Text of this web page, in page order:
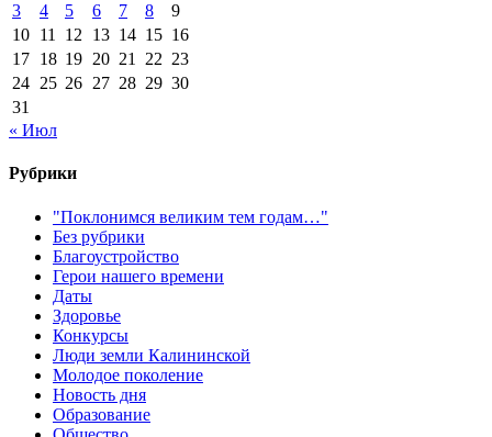
3
4 5 6 7 8
9
10 11 12 13 14 15 16
17 18 19 20 21 22 23
24 25 26 27 28 29 30
31
« Июл
Рубрики
"Поклонимся великим тем годам…"
Без рубрики
Благоустройство
Герои нашего времени
Даты
Здоровье
Конкурсы
Люди земли Калининской
Молодое поколение
Новость дня
Образование